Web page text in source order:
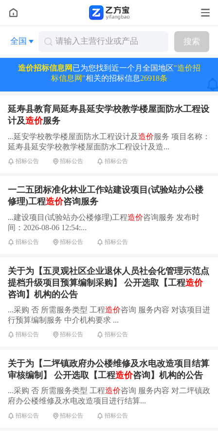
全国 搜索
造价招标信息网 已为您找到近一个月全国地区"造价招
标信息网"相关的招标信息26918条
延寿县教育局延寿县延安学校教学楼屋面防水工程设
计及造价服务
...延安学校教学楼屋面防水工程设计及造价服务 项目名称：
延寿县延安学校教学楼屋面防水工程设计及造...
招标公告 招标公告 招标公告
一二五团标准化林业工作站建设项目(试验站办公楼
修理)工程造价咨询服务
...建设项目(试验站办公楼修理)工程造价咨询服务 发布时
间：2026-08-06 12:54:...
招标公告 招标公告 招标公告
关于为【五灵观社区企业退休人员社会化管理示范点
提档升级项目预算编制采购】 公开选取【工程造价
咨询】机构的公告
...采购 否 所需服务类型 工程造价咨询 服务内容 对该项目进
行预算编制服务 中介机构要求 ...
招标公告 招标公告 招标公告
关于为【二坪镇政府办公楼维修及水电改造项目结算
审核编制】 公开选取【工程造价咨询】机构的公告
...采购 否 所需服务类型 工程造价咨询 服务内容 对二坪镇政
府办公楼维修及水电改造项目进行结算...
招标公告 招标公告 招标公告